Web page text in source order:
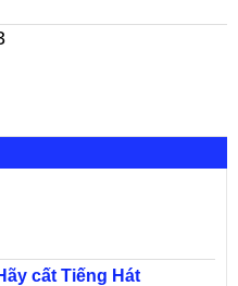
cất Tiếng Hát